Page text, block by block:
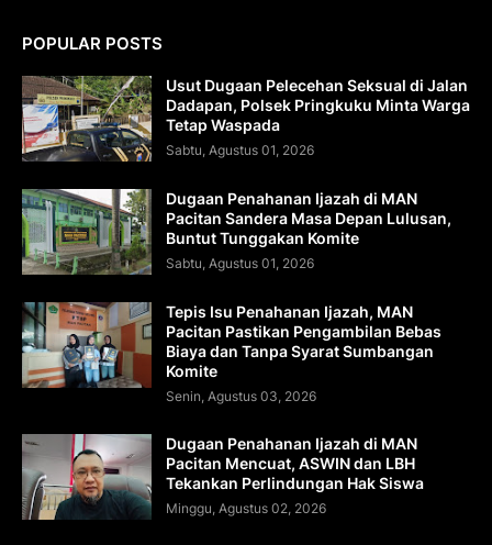
POPULAR POSTS
Usut Dugaan Pelecehan Seksual di Jalan
Dadapan, Polsek Pringkuku Minta Warga
Tetap Waspada
Sabtu, Agustus 01, 2026
Dugaan Penahanan Ijazah di MAN
Pacitan Sandera Masa Depan Lulusan,
Buntut Tunggakan Komite
Sabtu, Agustus 01, 2026
Tepis Isu Penahanan Ijazah, MAN
Pacitan Pastikan Pengambilan Bebas
Biaya dan Tanpa Syarat Sumbangan
Komite
Senin, Agustus 03, 2026
Dugaan Penahanan Ijazah di MAN
Pacitan Mencuat, ASWIN dan LBH
Tekankan Perlindungan Hak Siswa
Minggu, Agustus 02, 2026